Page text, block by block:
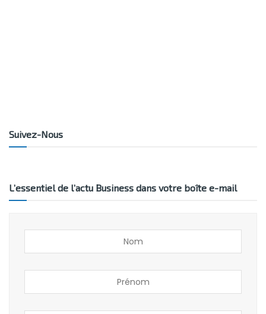
Suivez-Nous
L’essentiel de l’actu Business dans votre boîte e-mail